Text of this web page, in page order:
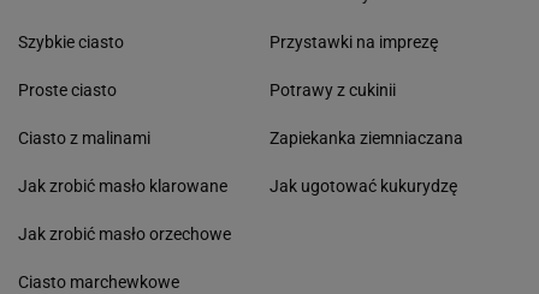
Szybkie ciasto
Proste ciasto
Ciasto z malinami
Jak zrobić masło klarowane
Jak zrobić masło orzechowe
Ciasto marchewkowe
Przystawki na imprezę
Potrawy z cukinii
Zapiekanka ziemniaczana
Jak ugotować kukurydzę